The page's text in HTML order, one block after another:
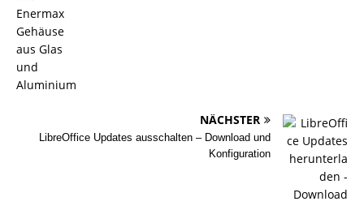
NÄCHSTER
LibreOffice Updates ausschalten – Download und
Konfiguration